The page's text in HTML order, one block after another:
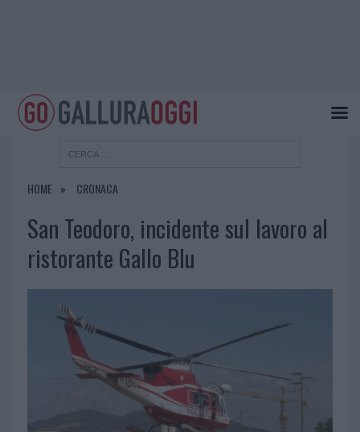
HOME CRONACA
San Teodoro, incidente sul lavoro al
ristorante Gallo Blu